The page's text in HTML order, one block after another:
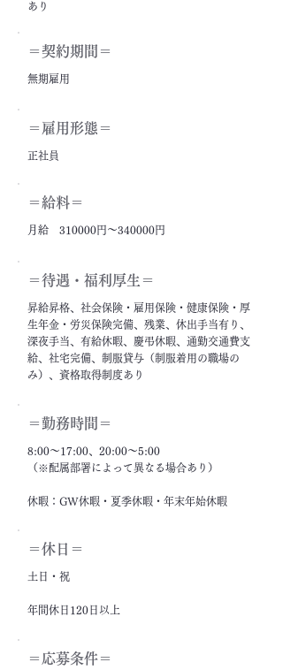
あり
＝契約期間＝
無期雇用
＝雇用形態＝
正社員
＝給料＝
月給 310000円～340000円
＝​待遇・福利厚生＝
昇給昇格、社会保険・雇用保険・健康保険・厚
生年金・労災保険完備、残業、休出手当有り、
深夜手当、有給休暇、慶弔休暇、通勤交通費支
給、社宅完備、制服貸与（制服着用の職場の
み）、資格取得制度あり
＝勤務時間＝
8:00～17:00、20:00～5:00
（※配属部署によって異なる場合あり）
休暇：GW休暇・夏季休暇・年末年始休暇
＝休日＝
土日・祝
年間休日120日以上
＝応募条件＝